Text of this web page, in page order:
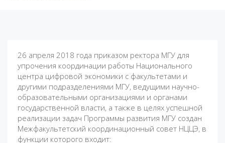
26 апреля 2018 года приказом ректора МГУ для
упрочения координации работы Национального
центра цифровой экономики с факультетами и
другими подразделениями МГУ, ведущими научно-
образовательными организациями и органами
государственной власти, а также в целях успешной
реализации задач Программы развития МГУ создан
Межфакультетский координационный совет НЦЦЭ, в
функции которого входит: